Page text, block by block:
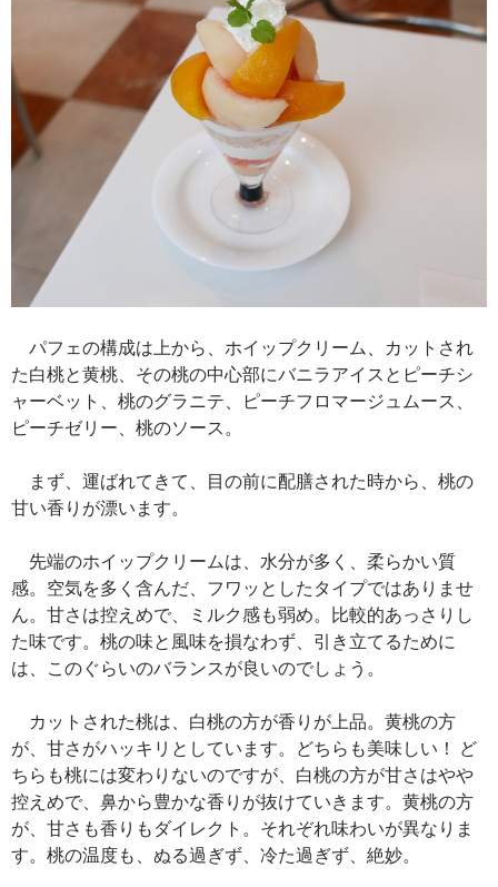
パフェの構成は上から、ホイップクリーム、カットされ
た白桃と黄桃、その桃の中心部にバニラアイスとピーチシ
ャーベット、桃のグラニテ、ピーチフロマージュムース、
ピーチゼリー、桃のソース。
まず、運ばれてきて、目の前に配膳された時から、桃の
甘い香りが漂います。
先端のホイップクリームは、水分が多く、柔らかい質
感。空気を多く含んだ、フワッとしたタイプではありませ
ん。甘さは控えめで、ミルク感も弱め。比較的あっさりし
た味です。桃の味と風味を損なわず、引き立てるために
は、このぐらいのバランスが良いのでしょう。
カットされた桃は、白桃の方が香りが上品。黄桃の方
が、甘さがハッキリとしています。どちらも美味しい！ ど
ちらも桃には変わりないのですが、白桃の方が甘さはやや
控えめで、鼻から豊かな香りが抜けていきます。黄桃の方
が、甘さも香りもダイレクト。それぞれ味わいが異なりま
す。桃の温度も、ぬる過ぎず、冷た過ぎず、絶妙。